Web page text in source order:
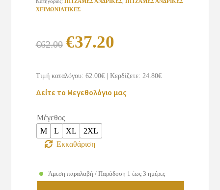
ΧΕΙΜΩΝΙΑΤΙΚΕΣ
€62.00
Original
was:
€62.00.
€37.20
τιμή
είναι:
Τιμή καταλόγου: 62.00€ Κερδίζετε: 24.80€
Δείτε το Μεγεθολόγιο μας
Μέγεθος
M
L XL
2XL
Εκκαθάριση
Άμεση παραλαβή / Παράδοση 1 έως 3 ημέρες